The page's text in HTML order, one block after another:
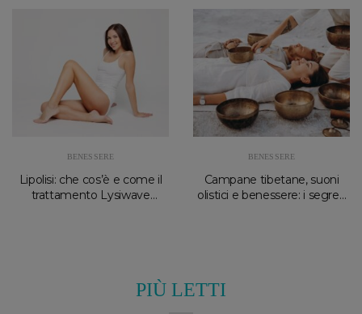
BENESSERE
Lipolisi: che cos’è e come il
trattamento Lysiwave
BENESSERE
Campane tibetane, suoni
olistici e benessere: i segreti
PIÙ LETTI